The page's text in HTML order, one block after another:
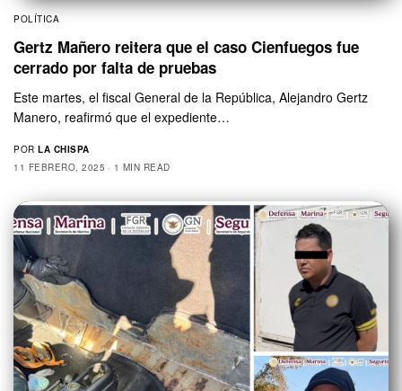
POLÍTICA
Gertz Mañero reitera que el caso Cienfuegos fue
cerrado por falta de pruebas
Este martes, el fiscal General de la República, Alejandro Gertz
Manero, reafirmó que el expediente…
POR LA CHISPA
11 FEBRERO, 2025
1 MIN READ